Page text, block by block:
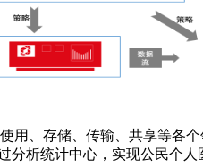
用、存储、传输、共享等各
分析统计中心，实现公民个